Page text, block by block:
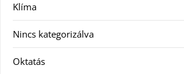
Klíma
Nincs kategorizálva
Oktatás